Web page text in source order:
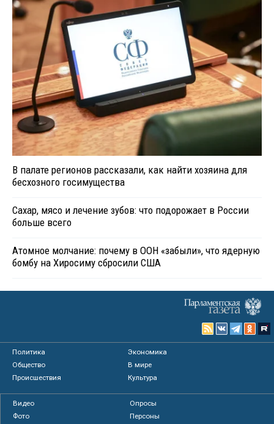
В палате регионов рассказали, как найти хозяина для
бесхозного госимущества
Сахар, мясо и лечение зубов: что подорожает в России
больше всего
Атомное молчание: почему в ООН «забыли», что ядерную
бомбу на Хиросиму сбросили США
Политика
Экономика
Общество
В мире
Происшествия
Культура
Видео
Опросы
Фото
Персоны